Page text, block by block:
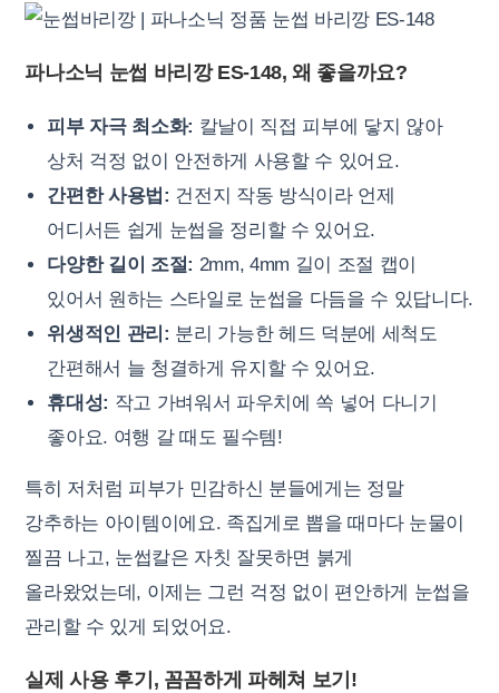
파나소닉 눈썹 바리깡 ES-148, 왜 좋을까요?
피부 자극 최소화: 칼날이 직접 피부에 닿지 않아
상처 걱정 없이 안전하게 사용할 수 있어요.
간편한 사용법: 건전지 작동 방식이라 언제
어디서든 쉽게 눈썹을 정리할 수 있어요.
다양한 길이 조절: 2mm, 4mm 길이 조절 캡이
있어서 원하는 스타일로 눈썹을 다듬을 수 있답니다.
위생적인 관리: 분리 가능한 헤드 덕분에 세척도
간편해서 늘 청결하게 유지할 수 있어요.
휴대성: 작고 가벼워서 파우치에 쏙 넣어 다니기
좋아요. 여행 갈 때도 필수템!
특히 저처럼 피부가 민감하신 분들에게는 정말
강추하는 아이템이에요. 족집게로 뽑을 때마다 눈물이
찔끔 나고, 눈썹칼은 자칫 잘못하면 붉게
올라왔었는데, 이제는 그런 걱정 없이 편안하게 눈썹을
관리할 수 있게 되었어요.
실제 사용 후기, 꼼꼼하게 파헤쳐 보기!